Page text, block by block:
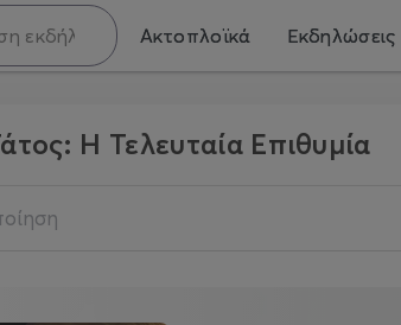
Ακτοπλοϊκά Εκδηλώσεις
Η Τελευταία Επιθυμία